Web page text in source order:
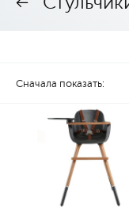
Сначала показать: